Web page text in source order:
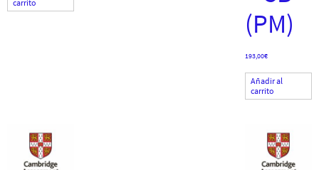
carrito
(PM)
193,00€
Añadir al
carrito